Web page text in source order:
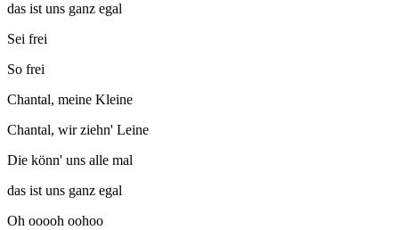
das ist uns ganz egal
Sei frei
So frei
Chantal, meine Kleine
Chantal, wir ziehn' Leine
Die könn' uns alle mal
das ist uns ganz egal
Oh ooooh oohoo